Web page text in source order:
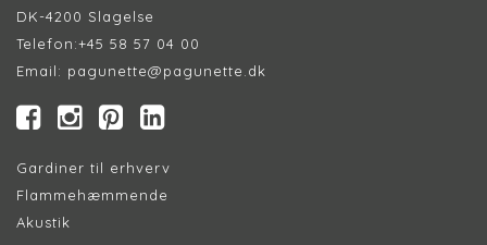
DK-4200 Slagelse
Telefon:+45 58 57 04 00
Email: pagunette@pagunette.dk
Gardiner til erhverv
Flammehæmmende
Akustik